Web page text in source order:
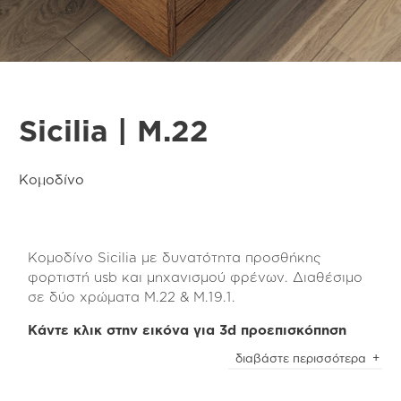
Sicilia | M.22
Κομοδίνο
Κομοδίνο Sicilia με δυνατότητα προσθήκης
φορτιστή usb και μηχανισμού φρένων. Διαθέσιμο
σε δύο χρώματα Μ.22 & Μ.19.1.
Κάντε κλικ στην εικόνα για 3d προεπισκόπηση
Το κομοδίνο Sicilia είναι κατασκευασμένο από
διαβάστε περισσότερα